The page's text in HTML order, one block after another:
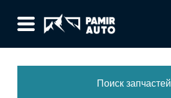
Поиск запчастей